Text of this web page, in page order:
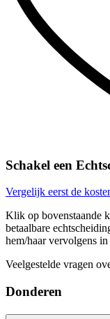
Schakel een
Vergelijk eerst de
Klik op bovenstaande
betaalbare
hem/haar vervolgens in
Veelgestelde vragen
Donderen